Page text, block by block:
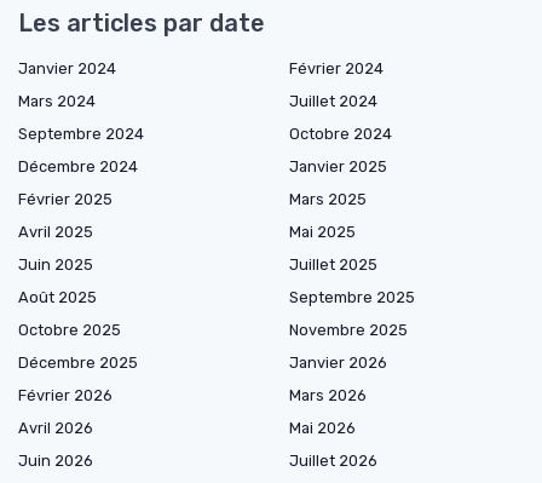
Les articles par date
Janvier 2024
Février 2024
Mars 2024
Juillet 2024
Septembre 2024
Octobre 2024
Décembre 2024
Janvier 2025
Février 2025
Mars 2025
Avril 2025
Mai 2025
Juin 2025
Juillet 2025
Août 2025
Septembre 2025
Octobre 2025
Novembre 2025
Décembre 2025
Janvier 2026
Février 2026
Mars 2026
Avril 2026
Mai 2026
Juin 2026
Juillet 2026